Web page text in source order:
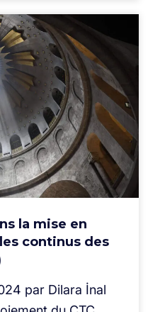
la mise en
continus des
par Dilara İnal